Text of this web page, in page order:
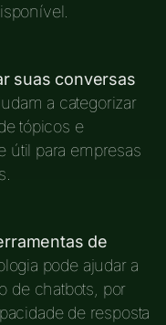
suas conversas
a categorizar
tópicos e
útil para empresas
de
pode ajudar a
de chatbots, por
de resposta